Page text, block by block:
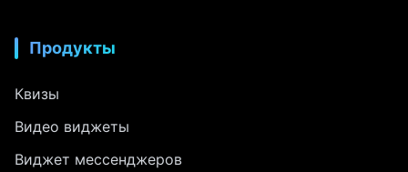
Продукты
Квизы
Видео виджеты
Виджет мессенджеров